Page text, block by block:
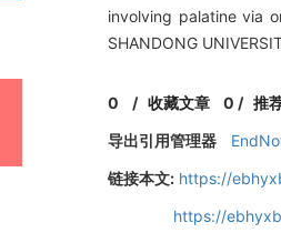
involving palatine via
SHANDONG
0 /收藏文章 0 / 推
导出引用管理器
链接本文: https://
https://